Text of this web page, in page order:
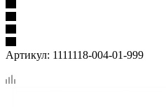
Артикул: 1111118-004-01-999